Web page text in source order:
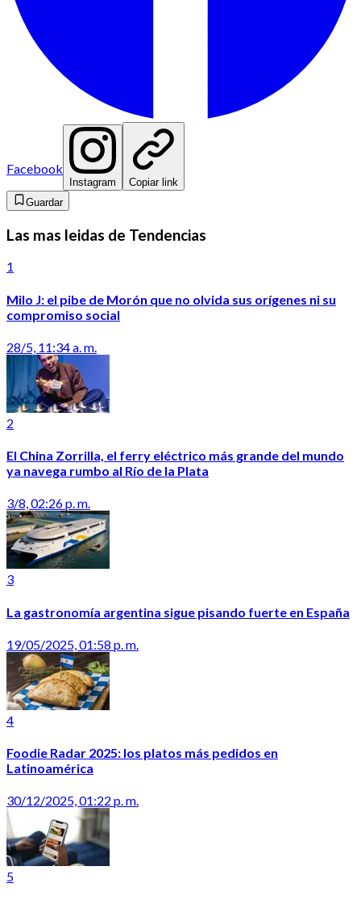
Facebook
Instagram
Copiar link
Guardar
Las mas leidas de Tendencias
1
Milo J: el pibe de Morón que no olvida sus orígenes ni su
compromiso social
28/5, 11:34 a. m.
2
El China Zorrilla, el ferry eléctrico más grande del mundo
ya navega rumbo al Río de la Plata
3/8, 02:26 p. m.
3
La gastronomía argentina sigue pisando fuerte en España
19/05/2025, 01:58 p. m.
4
Foodie Radar 2025: los platos más pedidos en
Latinoamérica
30/12/2025, 01:22 p. m.
5